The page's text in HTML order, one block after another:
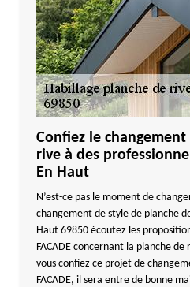
Confiez le
rive à des
En Haut
N’est-ce pas le moment de
changement de style de planche
Haut 69850 écoutez les
FACADE concernant la planche
vous confiez ce projet de
FACADE, il sera entre de bonne